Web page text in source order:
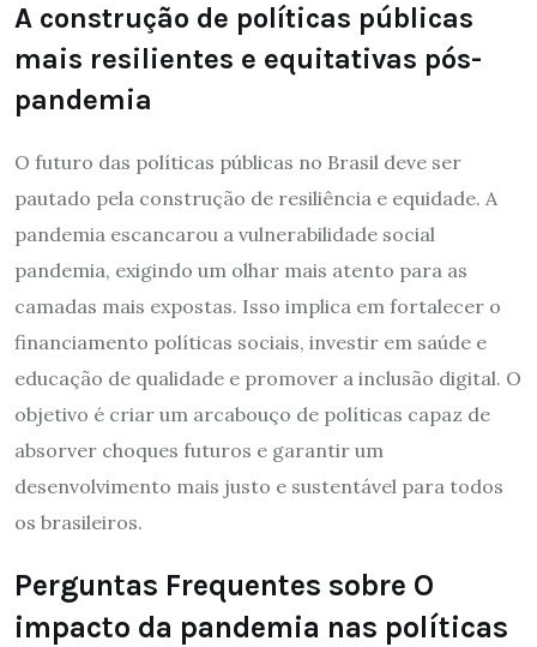
A construção de políticas públicas
mais resilientes e equitativas pós-
pandemia
O futuro das políticas públicas no Brasil deve ser
pautado pela construção de resiliência e equidade. A
pandemia escancarou a vulnerabilidade social
pandemia, exigindo um olhar mais atento para as
camadas mais expostas. Isso implica em fortalecer o
financiamento políticas sociais, investir em saúde e
educação de qualidade e promover a inclusão digital. O
objetivo é criar um arcabouço de políticas capaz de
absorver choques futuros e garantir um
desenvolvimento mais justo e sustentável para todos
os brasileiros.
Perguntas Frequentes sobre O
impacto da pandemia nas políticas